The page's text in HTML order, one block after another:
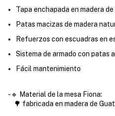
Tapa enchapada en madera de
Patas macizas de madera
Refuerzos con escuadras en
Sistema de armado con patas
Fácil mantenimiento
-🔹 Material de la mesa Fiona:
🌳 fabricada en madera de